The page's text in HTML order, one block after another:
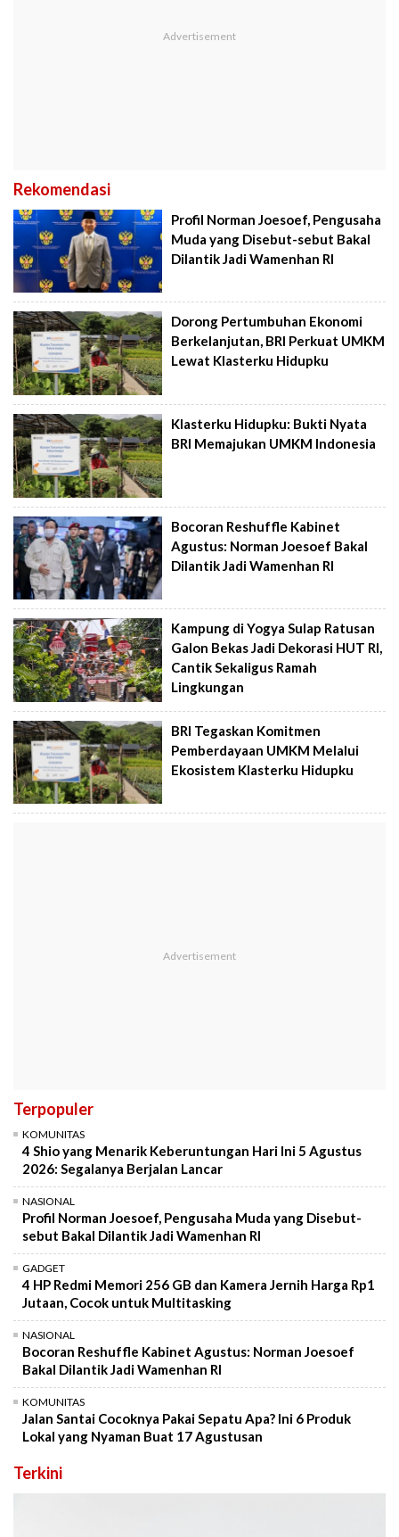
Rekomendasi
Profil Norman Joesoef, Pengusaha
Muda yang Disebut-sebut Bakal
Dilantik Jadi Wamenhan RI
Dorong Pertumbuhan Ekonomi
Berkelanjutan, BRI Perkuat UMKM
Lewat Klasterku Hidupku
Klasterku Hidupku: Bukti Nyata
BRI Memajukan UMKM Indonesia
Bocoran Reshuffle Kabinet
Agustus: Norman Joesoef Bakal
Dilantik Jadi Wamenhan RI
Kampung di Yogya Sulap Ratusan
Galon Bekas Jadi Dekorasi HUT RI,
Cantik Sekaligus Ramah
Lingkungan
BRI Tegaskan Komitmen
Pemberdayaan UMKM Melalui
Ekosistem Klasterku Hidupku
Terpopuler
KOMUNITAS
4 Shio yang Menarik Keberuntungan Hari Ini 5 Agustus
2026: Segalanya Berjalan Lancar
NASIONAL
Profil Norman Joesoef, Pengusaha Muda yang Disebut-
sebut Bakal Dilantik Jadi Wamenhan RI
GADGET
4 HP Redmi Memori 256 GB dan Kamera Jernih Harga Rp1
Jutaan, Cocok untuk Multitasking
NASIONAL
Bocoran Reshuffle Kabinet Agustus: Norman Joesoef
Bakal Dilantik Jadi Wamenhan RI
KOMUNITAS
Jalan Santai Cocoknya Pakai Sepatu Apa? Ini 6 Produk
Lokal yang Nyaman Buat 17 Agustusan
Terkini